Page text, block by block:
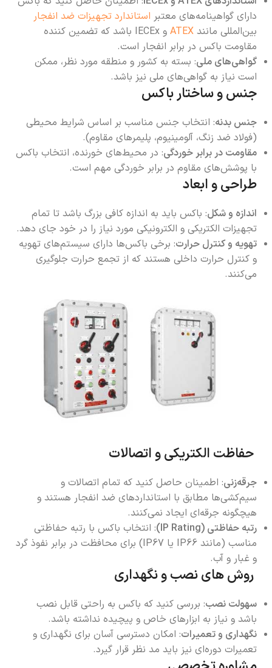
دارای گواهینامه‌های معتبر استاندارد تجهیزات ضد انفجار
بین‌المللی مانند ATEX
و IECEx باشد که تضمین کننده
مقاومت باکس در برابر انفجار است.
گواهی‌های ملی: بسته به کشور و منطقه مورد نظر، ممکن
است نیاز به گواهی‌های ملی نیز باشد.
جنس و ساختار باکس
جنس بدنه: انتخاب جنس مناسب بر اساس شرایط محیطی
(فولاد ضد زنگ، آلومینیوم، پلیمرهای مقاوم).
مقاومت در برابر خوردگی: در محیط‌های خورنده، انتخاب باکس
با پوشش‌های مقاوم در برابر خوردگی مهم است.
طراحی و ابعاد
اندازه و شکل: باکس باید به اندازه کافی بزرگ باشد تا تمام
تجهیزات الکتریکی و الکترونیکی مورد نیاز را در خود جای دهد.
تهویه و کنترل حرارت: برخی باکس‌ها دارای سیستم‌های تهویه
و کنترل حرارت داخلی هستند که از تجمع حرارت جلوگیری
می‌کنند.
حفاظت الکتریکی و اتصالات
جرقه‌زنی: اطمینان حاصل کنید که تمام اتصالات و
سیم‌کشی‌ها مطابق با استانداردهای ضد انفجار هستند و
هیچگونه جرقه‌ای ایجاد نمی‌کنند.
رتبه حفاظتی (IP Rating)
: انتخاب باکس با رتبه حفاظتی
مناسب (مانند IP66 یا IP67) برای محافظت در برابر نفوذ گرد
و غبار و آب.
روش های نصب و نگهداری
سهولت نصب: بررسی کنید که باکس به راحتی قابل نصب
باشد و نیاز به ابزارهای خاص و پیچیده نداشته باشد.
نگهداری و تعمیرات: امکان دسترسی آسان برای نگهداری و
تعمیرات دوره‌ای نیز باید مد نظر قرار گیرد.